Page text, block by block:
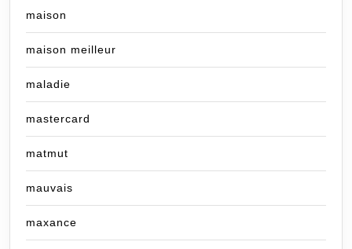
maison
maison meilleur
maladie
mastercard
matmut
mauvais
maxance